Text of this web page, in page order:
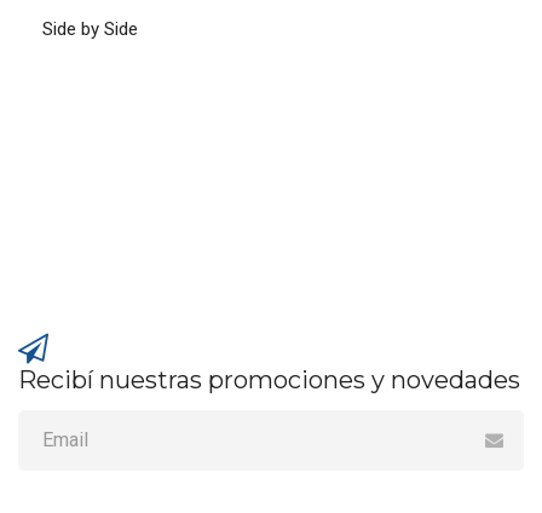
Side by Side
Recibí nuestras promociones y novedades